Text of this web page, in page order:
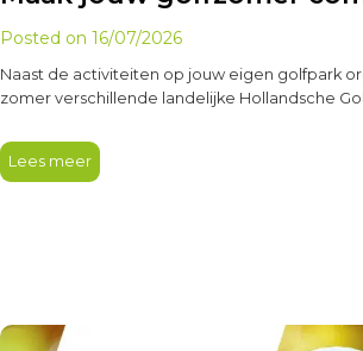
Posted on 16/07/2026
Naast de activiteiten op jouw eigen golfpark
zomer verschillende landelijke Hollandsche
Lees meer